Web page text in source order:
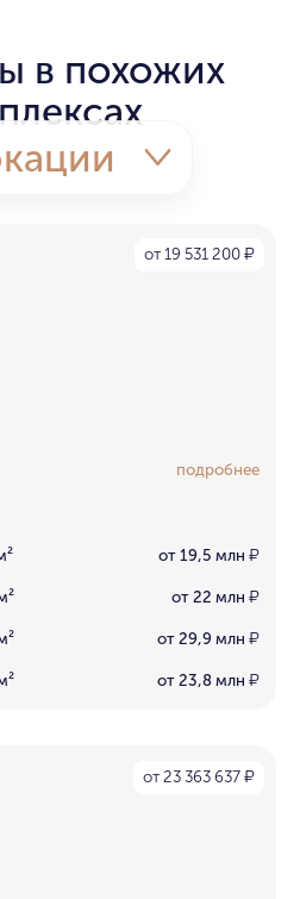
в похожих
от 19 531 200 ₽
подробнее
от 19,5 млн ₽
от 22 млн ₽
от 29,9 млн ₽
от 23,8 млн ₽
от 23 363 637 ₽